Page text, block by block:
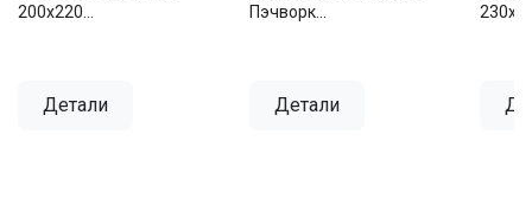
200х220...
Детали
Пэчворк...
Детали